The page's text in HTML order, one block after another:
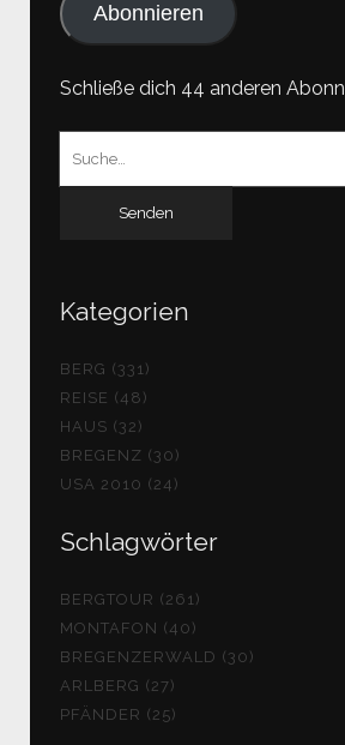
Abonnieren
Schließe dich 44 anderen
Kategorien
BERG (331)
REISE (48)
HAUS (32)
BREGENZ (30)
USA 2010 (24)
Schlagwörter
BERGTOUR (261)
MONTAFON (40)
BREGENZERWALD (30)
ARLBERG (27)
PFÄNDER (25)